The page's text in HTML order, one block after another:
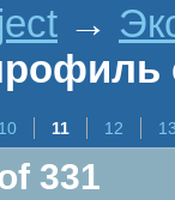
→
10 11 12
331